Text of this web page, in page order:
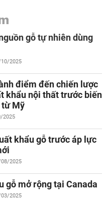
gỗ tự nhiên dùng
10/2025
điểm đến chiến lược
khẩu nội thất trước biến
từ Mỹ
2025
khẩu gỗ trước áp lực
08/2025
gỗ mở rộng tại Canada
2025